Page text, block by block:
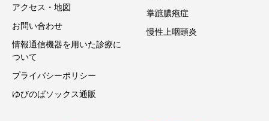
アクセス・地図
お問い合わせ
情報通信機器を用いた診療に
ついて
プライバシーポリシー
ゆびのばソックス通販
掌蹠膿疱症
慢性上咽頭炎